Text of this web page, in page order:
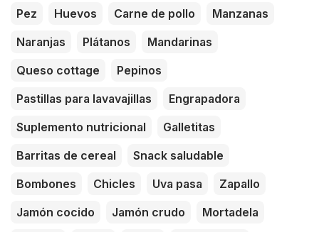
Pez Huevos Carne de pollo
Manzanas
Naranjas
Plátanos
Mandarinas
Queso cottage
Pepinos
Pastillas para lavavajillas
Engrapadora
Suplemento nutricional
Galletitas
Barritas de cereal
Snack saludable
Bombones
Chicles Uva pasa
Zapallo
Jamón cocido
Jamón crudo
Mortadela